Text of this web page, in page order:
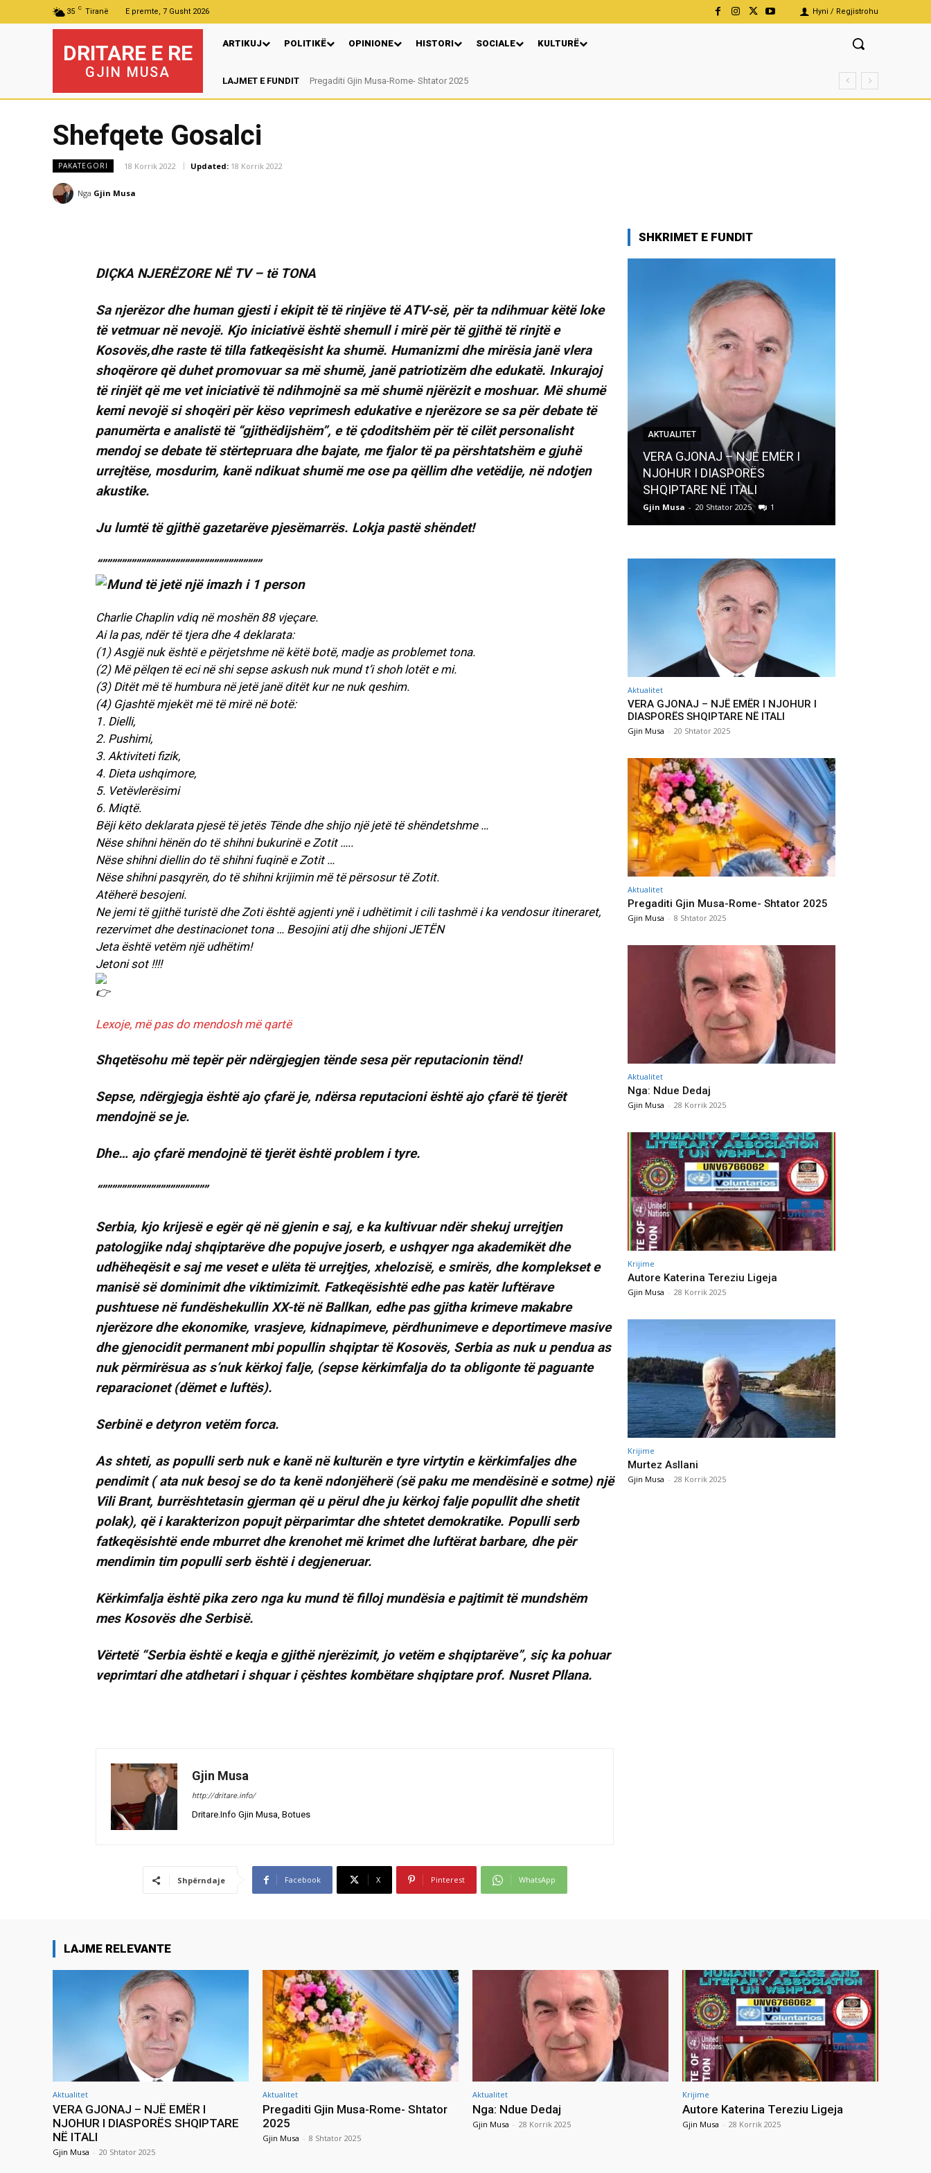
35 C Tiranë E premte, 7 Gusht 2026 Hyni / Regjistrohu
DRITARE E RE
GJIN MUSA
ARTIKUJ POLITIKË OPINIONE HISTORI SOCIALE KULTURË
LAJMET E FUNDIT Pregaditi Gjin Musa-Rome- Shtator 2025
Nga: Ndue Dedaj
Shefqete Gosalci
PAKATEGORI 18 Korrik 2022 Updated: 18 Korrik 2022
Nga Gjin Musa
DIÇKA NJERËZORE NË TV – të TONA
Sa njerëzor dhe human gjesti i ekipit të të rinjëve të ATV-së, për ta ndihmuar këtë loke
të vetmuar në nevojë. Kjo iniciativë është shemull i mirë për të gjithë të rinjtë e
Kosovës,dhe raste të tilla fatkeqësisht ka shumë. Humanizmi dhe mirësia janë vlera
shoqërore që duhet promovuar sa më shumë, janë patriotizëm dhe edukatë. Inkurajoj
të rinjët që me vet iniciativë të ndihmojnë sa më shumë njërëzit e moshuar. Më shumë
kemi nevojë si shoqëri për këso veprimesh edukative e njerëzore se sa për debate të
panumërta e analistë të “gjithëdijshëm”, e të çdoditshëm për të cilët personalisht
mendoj se debate të stërtepruara dhe bajate, me fjalor të pa përshtatshëm e gjuhë
urrejtëse, mosdurim, kanë ndikuat shumë me ose pa qëllim dhe vetëdije, në ndotjen
akustike.
Ju lumtë të gjithë gazetarëve pjesëmarrës. Lokja pastë shëndet!
“”””””””””””””””””””””””””””””””””
Charlie Chaplin vdiq në moshën 88 vjeçare.
Ai la pas, ndër të tjera dhe 4 deklarata:
(1) Asgjë nuk është e përjetshme në këtë botë, madje as problemet tona.
(2) Më pëlqen të eci në shi sepse askush nuk mund t’i shoh lotët e mi.
(3) Ditët më të humbura në jetë janë ditët kur ne nuk qeshim.
(4) Gjashtë mjekët më të mirë në botë:
1. Dielli,
2. Pushimi,
3. Aktiviteti fizik,
4. Dieta ushqimore,
5. Vetëvlerësimi
6. Miqtë.
Bëji këto deklarata pjesë të jetës Tënde dhe shijo një jetë të shëndetshme …
Nëse shihni hënën do të shihni bukurinë e Zotit …..
Nëse shihni diellin do të shihni fuqinë e Zotit …
Nëse shihni pasqyrën, do të shihni krijimin më të përsosur të Zotit.
Atëherë besojeni.
Ne jemi të gjithë turistë dhe Zoti është agjenti ynë i udhëtimit i cili tashmë i ka vendosur itineraret,
rezervimet dhe destinacionet tona … Besojini atij dhe shijoni JETËN
Jeta është vetëm një udhëtim!
Jetoni sot !!!!
Lexoje, më pas do mendosh më qartë
Shqetësohu më tepër për ndërgjegjen tënde sesa për reputacionin tënd!
Sepse, ndërgjegja është ajo çfarë je, ndërsa reputacioni është ajo çfarë të tjerët
mendojnë se je.
Dhe… ajo çfarë mendojnë të tjerët është problem i tyre.
“””””””””””””””””””””””
Serbia, kjo krijesë e egër që në gjenin e saj, e ka kultivuar ndër shekuj urrejtjen
patologjike ndaj shqiptarëve dhe popujve joserb, e ushqyer nga akademikët dhe
udhëheqësit e saj me veset e ulëta të urrejtjes, xhelozisë, e smirës, dhe komplekset e
manisë së dominimit dhe viktimizimit. Fatkeqësishtë edhe pas katër luftërave
pushtuese në fundëshekullin XX-të në Ballkan, edhe pas gjitha krimeve makabre
njerëzore dhe ekonomike, vrasjeve, kidnapimeve, përdhunimeve e deportimeve masive
dhe gjenocidit permanent mbi popullin shqiptar të Kosovës, Serbia as nuk u pendua as
nuk përmirësua as s’nuk kërkoj falje, (sepse kërkimfalja do ta obligonte të paguante
reparacionet (dëmet e luftës).
Serbinë e detyron vetëm forca.
As shteti, as populli serb nuk e kanë në kulturën e tyre virtytin e kërkimfaljes dhe
pendimit ( ata nuk besoj se do ta kenë ndonjëherë (së paku me mendësinë e sotme) një
Vili Brant, burrështetasin gjerman që u përul dhe ju kërkoj falje popullit dhe shetit
polak), që i karakterizon popujt përparimtar dhe shtetet demokratike. Populli serb
fatkeqësishtë ende mburret dhe krenohet më krimet dhe luftërat barbare, dhe për
mendimin tim populli serb është i degjeneruar.
Kërkimfalja është pika zero nga ku mund të filloj mundësia e pajtimit të mundshëm
mes Kosovës dhe Serbisë.
Vërtetë “Serbia është e keqja e gjithë njerëzimit, jo vetëm e shqiptarëve”, siç ka pohuar
veprimtari dhe atdhetari i shquar i çështes kombëtare shqiptare prof. Nusret Pllana.
Gjin Musa
http://dritare.info/
Dritare.Info Gjin Musa, Botues
Shpërndaje Facebook X Pinterest WhatsApp
SHKRIMET E FUNDIT
AKTUALITET
VERA GJONAJ – NJË EMËR I
NJOHUR I DIASPORËS
SHQIPTARE NË ITALI
Gjin Musa - 20 Shtator 2025 1
Aktualitet
VERA GJONAJ – NJË EMËR I NJOHUR I
DIASPORËS SHQIPTARE NË ITALI
Gjin Musa - 20 Shtator 2025
Aktualitet
Pregaditi Gjin Musa-Rome- Shtator 2025
Gjin Musa - 8 Shtator 2025
Aktualitet
Nga: Ndue Dedaj
Gjin Musa - 28 Korrik 2025
Krijime
Autore Katerina Tereziu Ligeja
Gjin Musa - 28 Korrik 2025
Krijime
Murtez Asllani
Gjin Musa - 28 Korrik 2025
LAJME RELEVANTE
Aktualitet
VERA GJONAJ – NJË EMËR I
NJOHUR I DIASPORËS SHQIPTARE
NË ITALI
Gjin Musa - 20 Shtator 2025
Aktualitet
Pregaditi Gjin Musa-Rome- Shtator
2025
Gjin Musa - 8 Shtator 2025
Aktualitet
Nga: Ndue Dedaj
Gjin Musa - 28 Korrik 2025
Krijime
Autore Katerina Tereziu Ligeja
Gjin Musa - 28 Korrik 2025